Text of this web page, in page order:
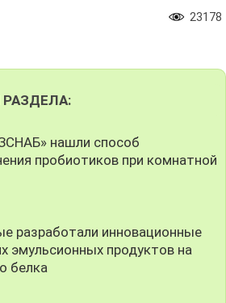
23178
нашли способ
пробиотиков при комнатной
разработали инновационные
эмульсионных продуктов на
белка